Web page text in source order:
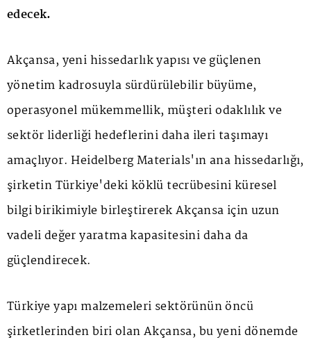
edecek.
Akçansa, yeni hissedarlık yapısı ve güçlenen
yönetim kadrosuyla sürdürülebilir büyüme,
operasyonel mükemmellik, müşteri odaklılık ve
sektör liderliği hedeflerini daha ileri taşımayı
amaçlıyor. Heidelberg Materials'ın ana hissedarlığı,
şirketin Türkiye'deki köklü tecrübesini küresel
bilgi birikimiyle birleştirerek Akçansa için uzun
vadeli değer yaratma kapasitesini daha da
güçlendirecek.
Türkiye yapı malzemeleri sektörünün öncü
şirketlerinden biri olan Akçansa, bu yeni dönemde